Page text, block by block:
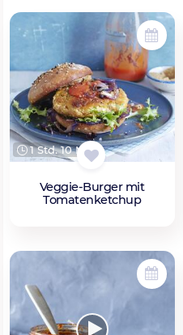
1 Std. 10 Min.
Veggie-Burger mit
Tomatenketchup